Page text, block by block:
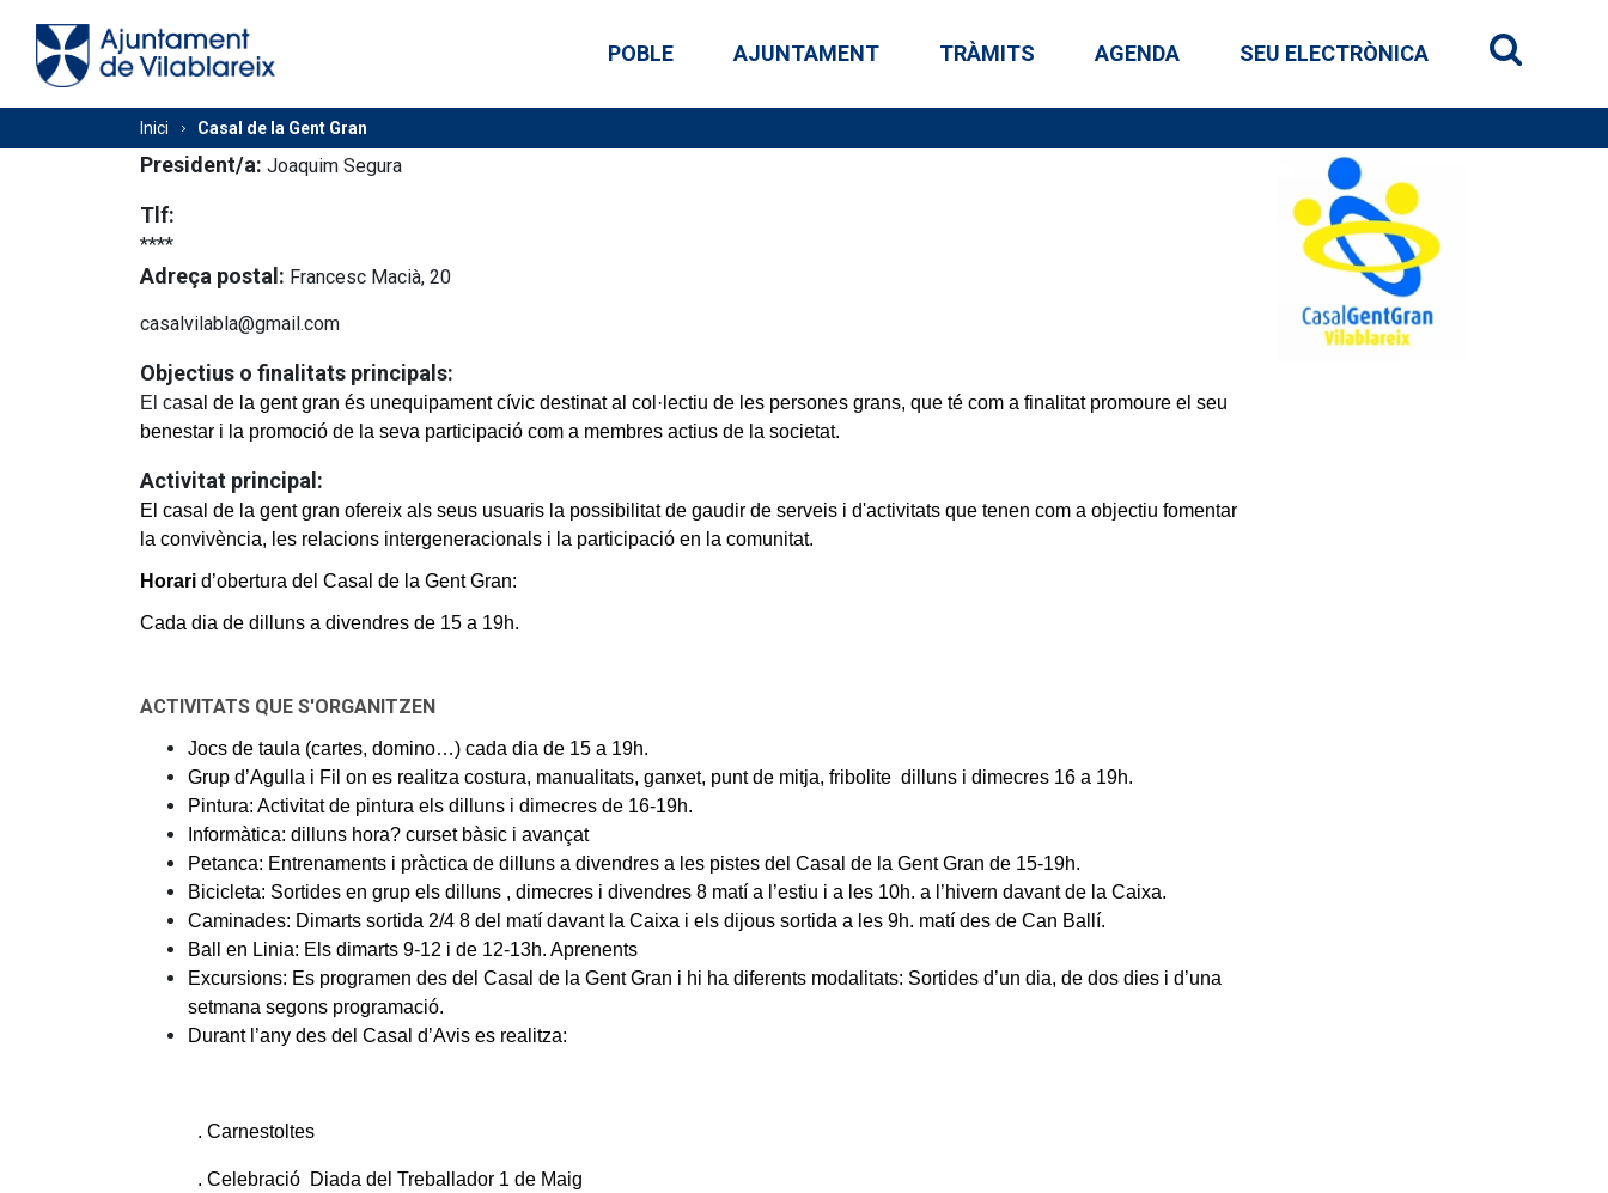
contingut
principal
POBLE AJUNTAMENT TRÀMITS AGENDA SEU ELECTRÒNICA
Fil
d'Ariadna
Inici Casal de la Gent Gran
President/a: Joaquim Segura
Tlf:
****
Adreça postal: Francesc Macià, 20
casalvilabla@gmail.com
Objectius o finalitats principals:
El casal de la gent gran és unequipament cívic destinat al col·lectiu de les persones grans, que té com a finalitat promoure el seu
benestar i la promoció de la seva participació com a membres actius de la societat.
Activitat principal:
El casal de la gent gran ofereix als seus usuaris la possibilitat de gaudir de serveis i d'activitats que tenen com a objectiu fomentar
la convivència, les relacions intergeneracionals i la participació en la comunitat.
Horari d’obertura del Casal de la Gent Gran:
Cada dia de dilluns a divendres de 15 a 19h.
ACTIVITATS QUE S'ORGANITZEN
Jocs de taula (cartes, domino…) cada dia de 15 a 19h.
Grup d’Agulla i Fil on es realitza costura, manualitats, ganxet, punt de mitja, fribolite dilluns i dimecres 16 a 19h.
Pintura: Activitat de pintura els dilluns i dimecres de 16-19h.
Informàtica: dilluns hora? curset bàsic i avançat
Petanca: Entrenaments i pràctica de dilluns a divendres a les pistes del Casal de la Gent Gran de 15-19h.
Bicicleta: Sortides en grup els dilluns , dimecres i divendres 8 matí a l’estiu i a les 10h. a l’hivern davant de la Caixa.
Caminades: Dimarts sortida 2/4 8 del matí davant la Caixa i els dijous sortida a les 9h. matí des de Can Ballí.
Ball en Linia: Els dimarts 9-12 i de 12-13h. Aprenents
Excursions: Es programen des del Casal de la Gent Gran i hi ha diferents modalitats: Sortides d’un dia, de dos dies i d’una
setmana segons programació.
Durant l’any des del Casal d’Avis es realitza:
. Carnestoltes
. Celebració Diada del Treballador 1 de Maig